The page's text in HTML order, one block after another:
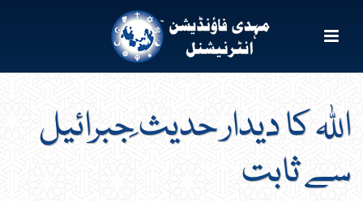
اللہ کا دیدار حدیث ِجبرائیل
سے ثابت